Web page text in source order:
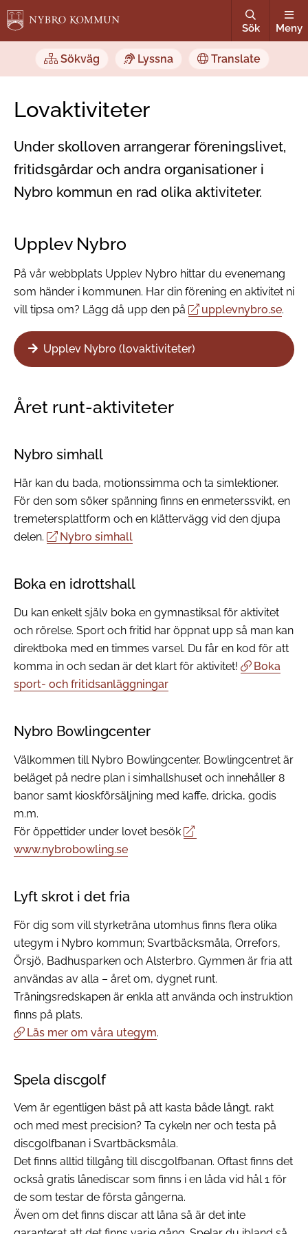
Sök Meny
Sökväg Lyssna Translate
Lovaktiviteter
Under skolloven arrangerar föreningslivet,
fritidsgårdar och andra organisationer i
Nybro kommun en rad olika aktiviteter.
Upplev Nybro
På vår webbplats Upplev Nybro hittar du evenemang
som händer i kommunen. Har din förening en aktivitet ni
vill tipsa om? Lägg då upp den på
upplevnybro.se.
Upplev Nybro (lovaktiviteter)
Året runt-aktiviteter
Nybro simhall
Här kan du bada, motionssimma och ta simlektioner.
För den som söker spänning finns en enmeterssvikt, en
tremetersplattform och en klättervägg vid den djupa
delen.
Nybro simhall
Boka en idrottshall
Du kan enkelt själv boka en gymnastiksal för aktivitet
och rörelse. Sport och fritid har öppnat upp så man kan
direktboka med en timmes varsel. Du får en kod för att
komma in och sedan är det klart för aktivitet!
Boka
sport- och fritidsanläggningar
Nybro Bowlingcenter
Välkommen till Nybro Bowlingcenter. Bowlingcentret är
beläget på nedre plan i simhallshuset och innehåller 8
banor samt kioskförsäljning med kaffe, dricka, godis
m.m.
För öppettider under lovet besök
www.nybrobowling.se
Lyft skrot i det fria
För dig som vill styrketräna utomhus finns flera olika
utegym i Nybro kommun; Svartbäcksmåla, Orrefors,
Örsjö, Badhusparken och Alsterbro. Gymmen är fria att
användas av alla – året om, dygnet runt.
Träningsredskapen är enkla att använda och instruktion
finns på plats.
Läs mer om våra utegym.
Spela discgolf
Vem är egentligen bäst på att kasta både långt, rakt
och med mest precision? Ta cykeln ner och testa på
discgolfbanan i Svartbäcksmåla.
Det finns alltid tillgång till discgolfbanan. Oftast finns det
också gratis lånediscar som finns i en låda vid hål 1 för
de som testar de första gångerna.
Även om det finns discar att låna så är det inte